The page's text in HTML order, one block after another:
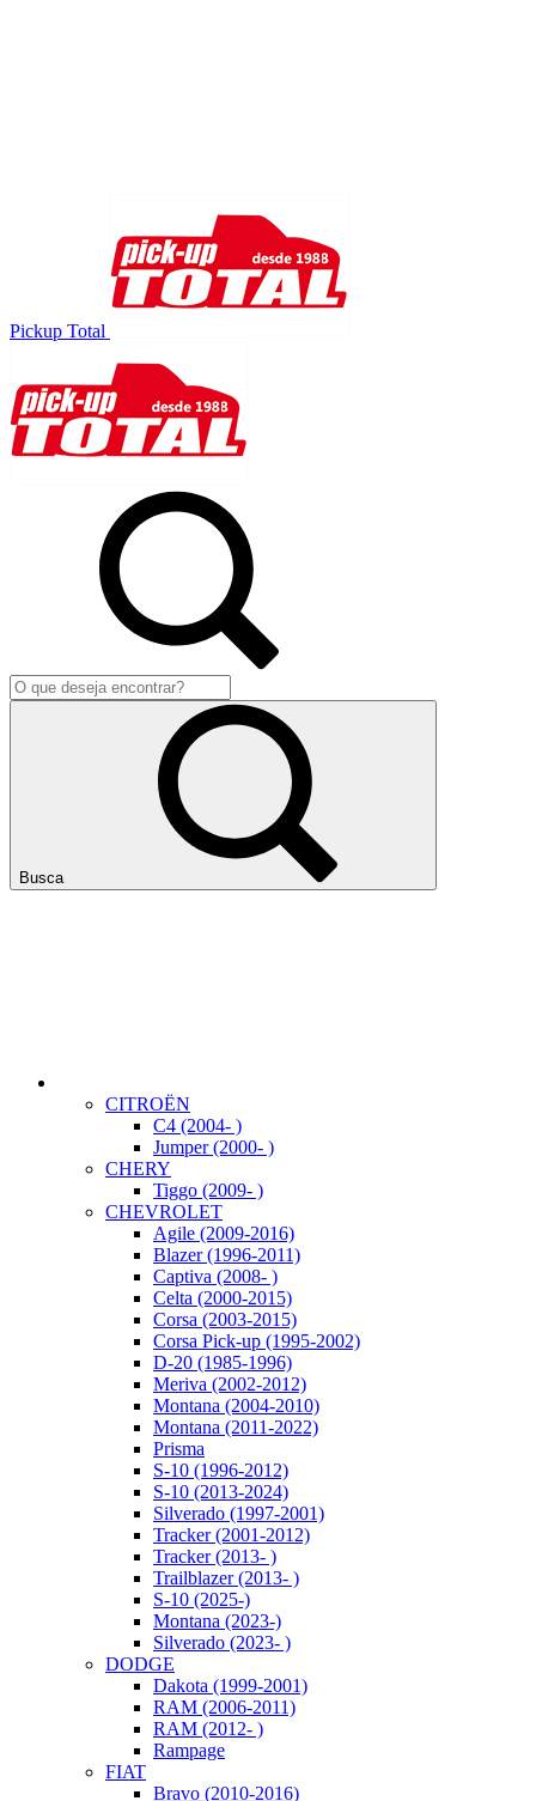
Pickup Total
Busca
CITROËN
C4 (2004- )
Jumper (2000- )
CHERY
Tiggo (2009- )
CHEVROLET
Agile (2009-2016)
Blazer (1996-2011)
Captiva (2008- )
Celta (2000-2015)
Corsa (2003-2015)
Corsa Pick-up (1995-2002)
D-20 (1985-1996)
Meriva (2002-2012)
Montana (2004-2010)
Montana (2011-2022)
Prisma
S-10 (1996-2012)
S-10 (2013-2024)
Silverado (1997-2001)
Tracker (2001-2012)
Tracker (2013- )
Trailblazer (2013- )
S-10 (2025-)
Montana (2023-)
Silverado (2023- )
DODGE
Dakota (1999-2001)
RAM (2006-2011)
RAM (2012- )
Rampage
FIAT
Bravo (2010-2016)